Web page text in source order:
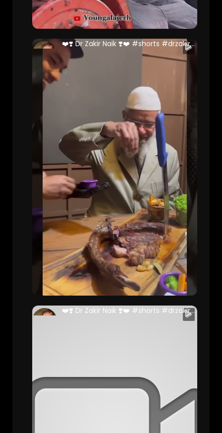
❤️❣️ Dr Zakir Naik ❣️❤️ #shorts #drzakirnaik #malaysia
Danish Ali (Full Stack Developer )
191 Views • 2 years ago
❤️❣️ Dr Zakir Naik ❣️❤️ #shorts #drzakirnaik #malaysia